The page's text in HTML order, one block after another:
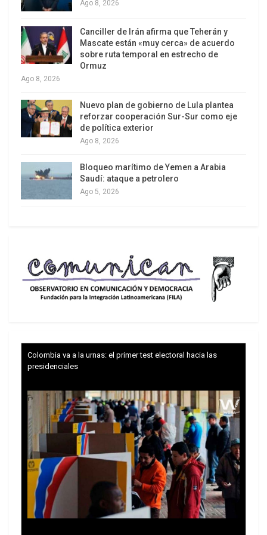
medidas consistieron en sanciones económicas y
financieras orientadas a limitar las capacidades
económico-comerciales de Venezuela, sobre
todo en relación a la producción y venta de
petróleo. Estas acciones fueron desplegadas
durante el gobierno de Barak Obama y mutaron
con Donald Trump hacia una literal amenaza de
invasión militar.
Humo de amenaza
El tercer formato se circunscribió a morigerar la
El encargado de mitigar los discursos belicistas
fue el vicepresidente Michel Pence, quien en
agosto de 2017 invitó a la OEA y a sus socios
cooperación en las áreas de seguridad y de
defensa.
Este periplo de Pence indujo a varias cancillerías
Ago 8, 2026
Canciller de Irán afirma que Teherán y
Mascate están «muy cerca» de acuerdo
sobre ruta temporal en estrecho de
Ormuz
Ago 8, 2026
Nuevo plan de gobierno de Lula plantea
reforzar cooperación Sur-Sur como eje
de política exterior
Ago 8, 2026
Bloqueo marítimo de Yemen a Arabia
Saudí: ataque a petrolero
Ago 5, 2026
Colombia va a la urnas: el primer test electoral hacia las
presidenciales